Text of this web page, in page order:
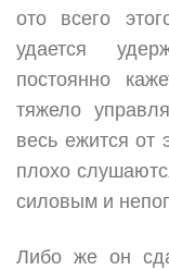
ото всего
удается
постоянно
тяжело
весь ежится от
плохо
силовым и
Либо же он